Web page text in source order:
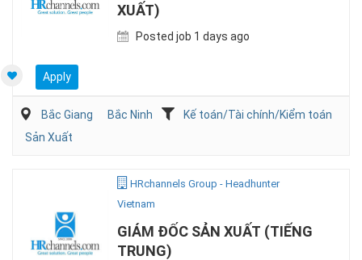
XUẤT)
Posted job 1 days ago
Apply
Bắc Giang Bắc Ninh
Kế toán/Tài chính/Kiểm toán
Sản Xuất
HRchannels Group - Headhunter
Vietnam
GIÁM ĐỐC SẢN XUẤT (TIẾNG
TRUNG)